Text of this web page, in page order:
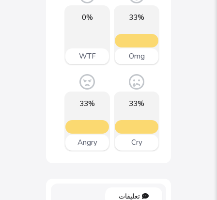
33%
Omg
0%
WTF
33%
Cry
33%
Angry
تعليقات